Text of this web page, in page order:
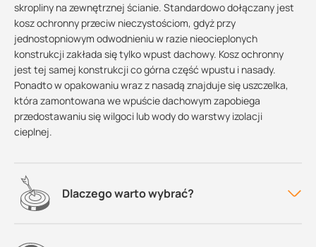
skropliny na zewnętrznej ścianie. Standardowo dołączany jest
kosz ochronny przeciw nieczystościom, gdyż przy
jednostopniowym odwodnieniu w razie nieocieplonych
konstrukcji zakłada się tylko wpust dachowy. Kosz ochronny
jest tej samej konstrukcji co górna część wpustu i nasady.
Ponadto w opakowaniu wraz z nasadą znajduje się uszczelka,
która zamontowana we wpuście dachowym zapobiega
przedostawaniu się wilgoci lub wody do warstwy izolacji
cieplnej.
Dlaczego warto wybrać?